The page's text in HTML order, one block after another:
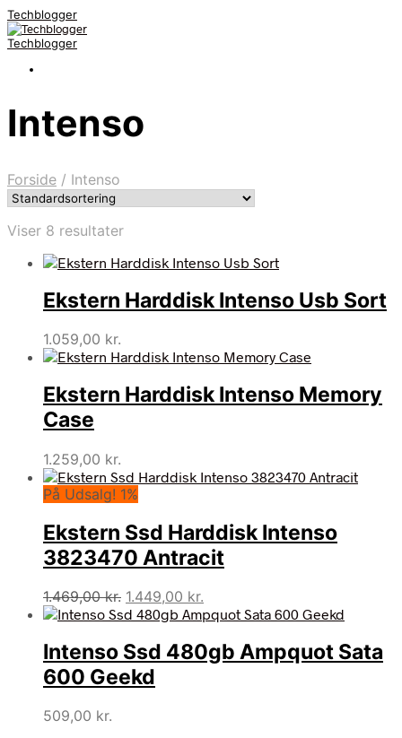
Techblogger
Techblogger
Intenso
Forside / Intenso
Viser 8 resultater
Ekstern Harddisk Intenso Usb Sort
1.059,00 kr.
Ekstern Harddisk Intenso Memory
Case
1.259,00 kr.
På Udsalg! 1%
Ekstern Ssd Harddisk Intenso
3823470 Antracit
1.469,00kr. Den
oprindelige
var:
1.469,00 kr..
1.449,00 kr.
aktuelle
er:
1.449,00 kr..
Intenso Ssd 480gb Ampquot Sata
600 Geekd
509,00 kr.